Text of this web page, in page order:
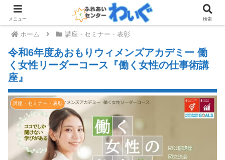
ホーム 講座・セミナー・表彰
令和6年度あおもりウィメンズアカデミー 働
く女性リーダーコース『働く女性の仕事術講
座』
講座・セミナー・表彰
メニュー 検索